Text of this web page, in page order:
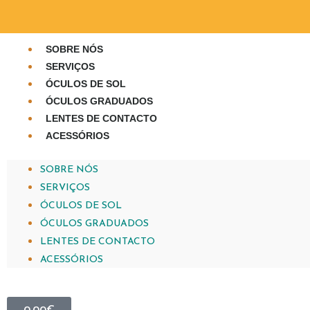
SOBRE NÓS
SERVIÇOS
ÓCULOS DE SOL
ÓCULOS GRADUADOS
LENTES DE CONTACTO
ACESSÓRIOS
SOBRE NÓS
SERVIÇOS
ÓCULOS DE SOL
ÓCULOS GRADUADOS
LENTES DE CONTACTO
ACESSÓRIOS